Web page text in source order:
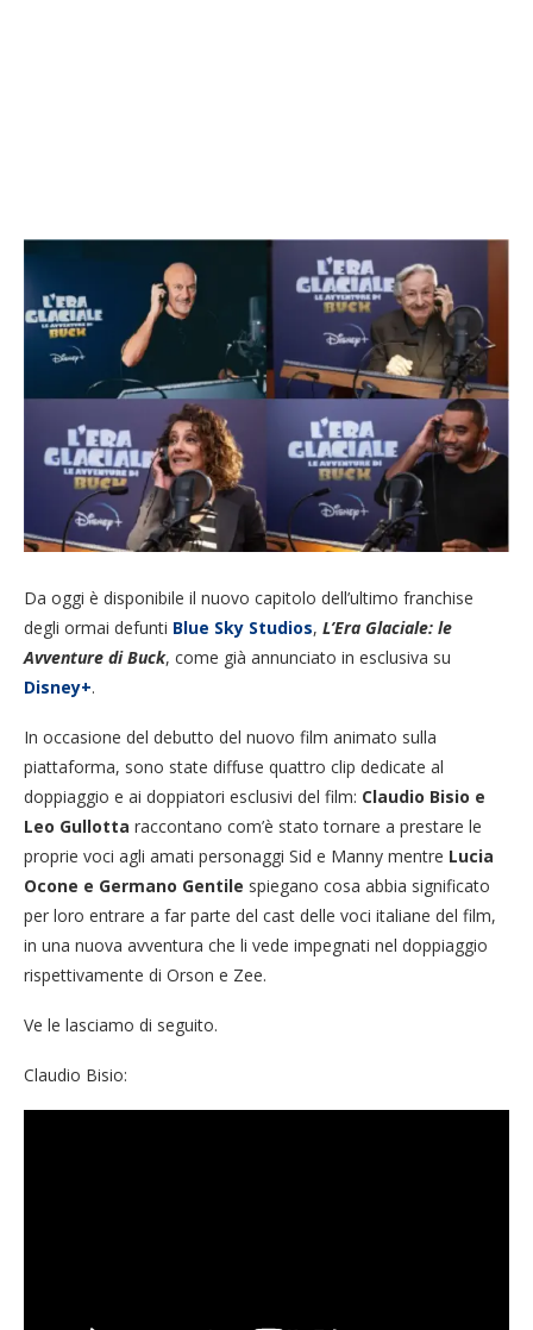
Da oggi è disponibile il nuovo capitolo dell’ultimo franchise
degli ormai defunti Blue Sky Studios, L’Era Glaciale: le
Avventure di Buck, come già annunciato in esclusiva su
Disney+.
In occasione del debutto del nuovo film animato sulla
piattaforma, sono state diffuse quattro clip dedicate al
doppiaggio e ai doppiatori esclusivi del film: Claudio Bisio e
Leo Gullotta raccontano com’è stato tornare a prestare le
proprie voci agli amati personaggi Sid e Manny mentre Lucia
Ocone e Germano Gentile spiegano cosa abbia significato
per loro entrare a far parte del cast delle voci italiane del film,
in una nuova avventura che li vede impegnati nel doppiaggio
rispettivamente di Orson e Zee.
Ve le lasciamo di seguito.
Claudio Bisio: